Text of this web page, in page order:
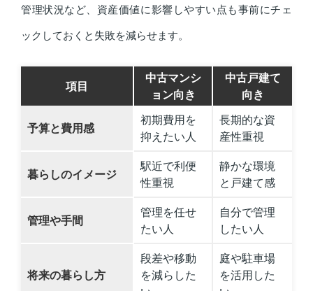
管理状況など、資産価値に影響しやすい点も事前にチェ
ックしておくと失敗を減らせます。
項目
中古マンシ
ョン向き
中古戸建て
向き
予算と費用感
初期費用を
抑えたい人
長期的な資
産性重視
暮らしのイメージ
駅近で利便
性重視
静かな環境
と戸建て感
管理や手間
管理を任せ
たい人
自分で管理
したい人
将来の暮らし方
段差や移動
を減らした
庭や駐車場
を活用した